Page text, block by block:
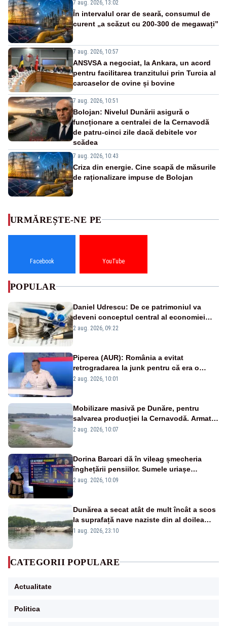
7 aug. 2026, 13:02
În intervalul orar de seară, consumul de
curent „a scăzut cu 200-300 de megawați”
7 aug. 2026, 10:57
ANSVSA a negociat, la Ankara, un acord
pentru facilitarea tranzitului prin Turcia al
carcaselor de ovine și bovine
7 aug. 2026, 10:51
Bolojan: Nivelul Dunării asigură o
funcționare a centralei de la Cernavodă
de patru-cinci zile dacă debitele vor
scădea
7 aug. 2026, 10:43
Criza din energie. Cine scapă de măsurile
de raționalizare impuse de Bolojan
URMĂREȘTE-NE PE
Facebook YouTube
POPULAR
Daniel Udrescu: De ce patrimoniul va
deveni conceptul central al economiei
viitoare?
2 aug. 2026, 09:22
Piperea (AUR): România a evitat
retrogradarea la junk pentru că era o
catastrofă pentru bănci și fondurile de
2 aug. 2026, 10:01
Mobilizare masivă pe Dunăre, pentru
salvarea producției la Cernavodă. Armata
va detona o stâncă și va devia apa
2 aug. 2026, 10:07
Dorina Barcari dă în vileag șmecheria
înghețării pensiilor. Sumele uriașe
pierdute de fiecare român
2 aug. 2026, 10:09
Dunărea a secat atât de mult încât a scos
la suprafață nave naziste din al doilea
război mondial
1 aug. 2026, 23:10
CATEGORII POPULARE
Actualitate
Politica